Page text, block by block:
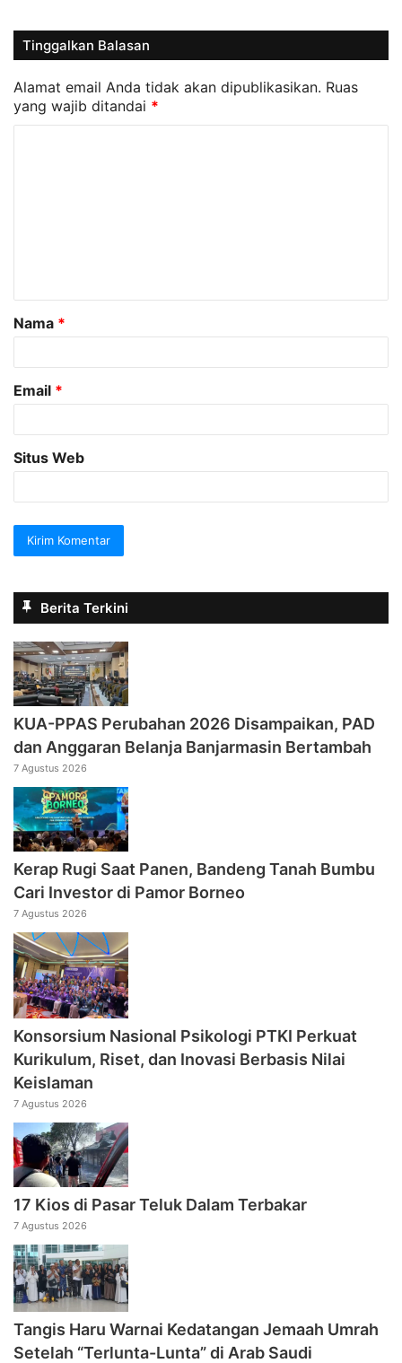
Tinggalkan Balasan
Alamat email Anda tidak akan dipublikasikan. Ruas
yang wajib ditandai *
a
r
Nama *
Email *
Situs Web
Berita Terkini
KUA-PPAS Perubahan 2026 Disampaikan, PAD
dan Anggaran Belanja Banjarmasin Bertambah
7 Agustus 2026
Kerap Rugi Saat Panen, Bandeng Tanah Bumbu
Cari Investor di Pamor Borneo
7 Agustus 2026
Konsorsium Nasional Psikologi PTKI Perkuat
Kurikulum, Riset, dan Inovasi Berbasis Nilai
Keislaman
7 Agustus 2026
17 Kios di Pasar Teluk Dalam Terbakar
7 Agustus 2026
Tangis Haru Warnai Kedatangan Jemaah Umrah
Setelah “Terlunta-Lunta” di Arab Saudi